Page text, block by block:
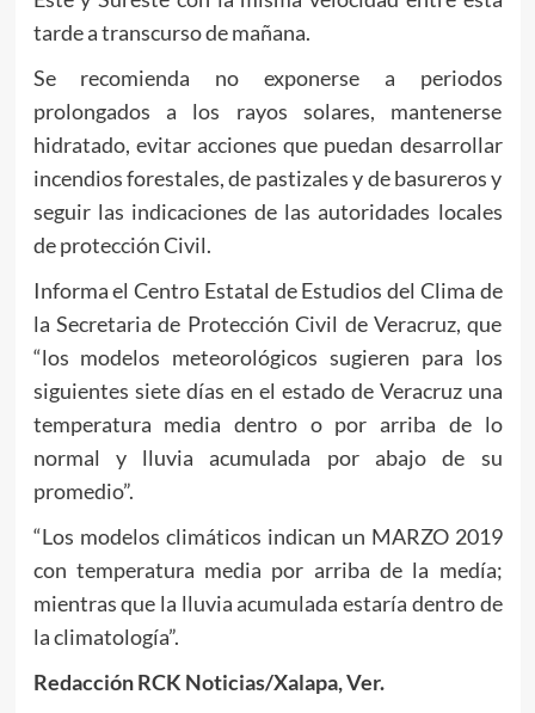
tarde a transcurso de mañana.
Se recomienda no exponerse a periodos
prolongados a los rayos solares, mantenerse
hidratado, evitar acciones que puedan desarrollar
incendios forestales, de pastizales y de basureros y
seguir las indicaciones de las autoridades locales
de protección Civil.
Informa el Centro Estatal de Estudios del Clima de
la Secretaria de Protección Civil de Veracruz, que
“los modelos meteorológicos sugieren para los
siguientes siete días en el estado de Veracruz una
temperatura media dentro o por arriba de lo
normal y lluvia acumulada por abajo de su
promedio”.
“Los modelos climáticos indican un MARZO 2019
con temperatura media por arriba de la medía;
mientras que la lluvia acumulada estaría dentro de
la climatología”.
Redacción RCK Noticias/Xalapa, Ver.